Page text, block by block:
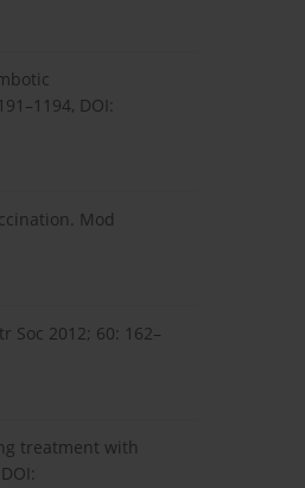
DOI:
Mod
Soc 2012; 60: 162–
treatment with